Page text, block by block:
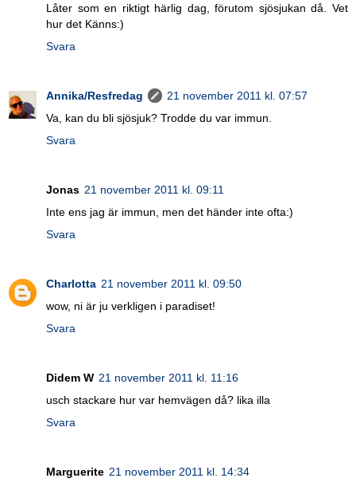
Låter som en riktigt härlig dag, förutom sjösjukan då. Vet
hur det Känns:)
Svara
Annika/Resfredag
21 november 2011 kl. 07:57
Va, kan du bli sjösjuk? Trodde du var immun.
Svara
Jonas 21 november 2011 kl. 09:11
Inte ens jag är immun, men det händer inte ofta:)
Svara
Charlotta 21 november 2011 kl. 09:50
wow, ni är ju verkligen i paradiset!
Svara
Didem W 21 november 2011 kl. 11:16
usch stackare hur var hemvägen då? lika illa
Svara
Marguerite 21 november 2011 kl. 14:34